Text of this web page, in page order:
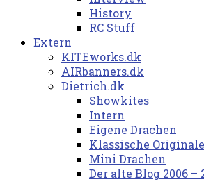
History
RC Stuff
Extern
KITEworks.dk
AIRbanners.dk
Dietrich.dk
Showkites
Intern
Eigene Drachen
Klassische Originale
Mini Drachen
Der alte Blog 2006 –